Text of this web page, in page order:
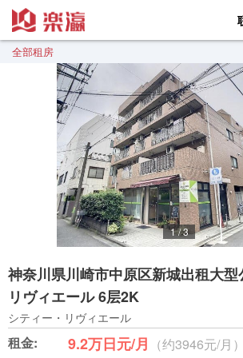
全部租房
1/3
神奈川県川崎市中原区新城出租大型
リヴィエール 6层2K
シティー・リヴィエール
租金: 9.2万日元/月 （约3946元/月）